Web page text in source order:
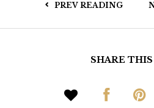
PREV READING
SHARE